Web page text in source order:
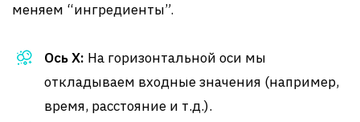
меняем “ингредиенты”.
Ось X: На горизонтальной оси мы
откладываем входные значения (например,
время, расстояние и т.д.).